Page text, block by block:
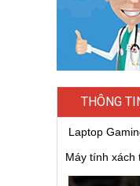
THÔNG
Laptop
Máy tính xách